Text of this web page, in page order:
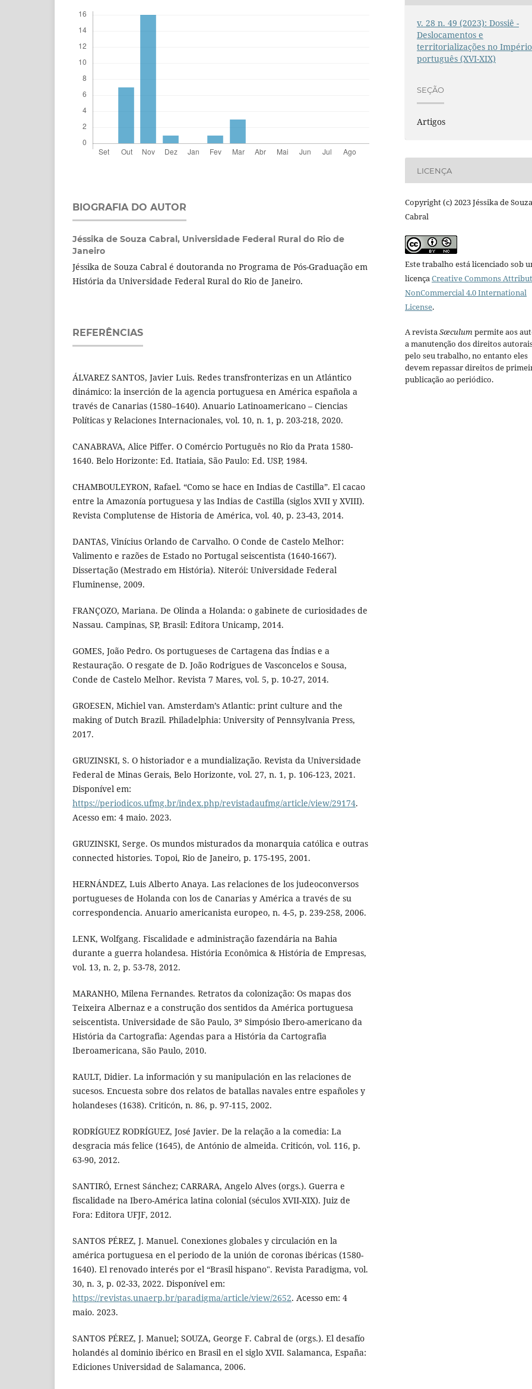
BIOGRAFIA DO AUTOR
Jéssika de Souza Cabral, Universidade Federal Rural do Rio de
Janeiro
Jéssika de Souza Cabral é doutoranda no Programa de Pós-Graduação em
História da Universidade Federal Rural do Rio de Janeiro.
REFERÊNCIAS
ÁLVAREZ SANTOS, Javier Luis. Redes transfronterizas en un Atlántico
dinámico: la inserción de la agencia portuguesa en América española a
través de Canarias (1580–1640). Anuario Latinoamericano – Ciencias
Políticas y Relaciones Internacionales, vol. 10, n. 1, p. 203-218, 2020.
CANABRAVA, Alice Piffer. O Comércio Português no Rio da Prata 1580-
1640. Belo Horizonte: Ed. Itatiaia, São Paulo: Ed. USP, 1984.
CHAMBOULEYRON, Rafael. “Como se hace en Indias de Castilla”. El cacao
entre la Amazonía portuguesa y las Indias de Castilla (siglos XVII y XVIII).
Revista Complutense de Historia de América, vol. 40, p. 23-43, 2014.
DANTAS, Vinícius Orlando de Carvalho. O Conde de Castelo Melhor:
Valimento e razões de Estado no Portugal seiscentista (1640-1667).
Dissertação (Mestrado em História). Niterói: Universidade Federal
Fluminense, 2009.
FRANÇOZO, Mariana. De Olinda a Holanda: o gabinete de curiosidades de
Nassau. Campinas, SP, Brasil: Editora Unicamp, 2014.
GOMES, João Pedro. Os portugueses de Cartagena das Índias e a
Restauração. O resgate de D. João Rodrigues de Vasconcelos e Sousa,
Conde de Castelo Melhor. Revista 7 Mares, vol. 5, p. 10-27, 2014.
GROESEN, Michiel van. Amsterdam’s Atlantic: print culture and the
making of Dutch Brazil. Philadelphia: University of Pennsylvania Press,
2017.
GRUZINSKI, S. O historiador e a mundialização. Revista da Universidade
Federal de Minas Gerais, Belo Horizonte, vol. 27, n. 1, p. 106-123, 2021.
Disponível em:
https://periodicos.ufmg.br/index.php/revistadaufmg/article/view/29174.
Acesso em: 4 maio. 2023.
GRUZINSKI, Serge. Os mundos misturados da monarquia católica e outras
connected histories. Topoi, Rio de Janeiro, p. 175-195, 2001.
HERNÁNDEZ, Luis Alberto Anaya. Las relaciones de los judeoconversos
portugueses de Holanda con los de Canarias y América a través de su
correspondencia. Anuario americanista europeo, n. 4-5, p. 239-258, 2006.
LENK, Wolfgang. Fiscalidade e administração fazendária na Bahia
durante a guerra holandesa. História Econômica & História de Empresas,
vol. 13, n. 2, p. 53-78, 2012.
MARANHO, Milena Fernandes. Retratos da colonização: Os mapas dos
Teixeira Albernaz e a construção dos sentidos da América portuguesa
seiscentista. Universidade de São Paulo, 3º Simpósio Ibero-americano da
História da Cartografia: Agendas para a História da Cartografia
Iberoamericana, São Paulo, 2010.
RAULT, Didier. La información y su manipulación en las relaciones de
sucesos. Encuesta sobre dos relatos de batallas navales entre españoles y
holandeses (1638). Criticón, n. 86, p. 97-115, 2002.
RODRÍGUEZ RODRÍGUEZ, José Javier. De la relação a la comedia: La
desgracia más felice (1645), de António de almeida. Criticón, vol. 116, p.
63-90, 2012.
SANTIRÓ, Ernest Sánchez; CARRARA, Angelo Alves (orgs.). Guerra e
fiscalidade na Ibero-América latina colonial (séculos XVII-XIX). Juiz de
Fora: Editora UFJF, 2012.
SANTOS PÉREZ, J. Manuel. Conexiones globales y circulación en la
américa portuguesa en el periodo de la unión de coronas ibéricas (1580-
1640). El renovado interés por el “Brasil hispano". Revista Paradigma, vol.
30, n. 3, p. 02-33, 2022. Disponível em:
https://revistas.unaerp.br/paradigma/article/view/2652. Acesso em: 4
maio. 2023.
SANTOS PÉREZ, J. Manuel; SOUZA, George F. Cabral de (orgs.). El desafío
holandés al dominio ibérico en Brasil en el siglo XVII. Salamanca, España:
Ediciones Universidad de Salamanca, 2006.
v. 28 n. 49 (2023): Dossiê -
Deslocamentos e
territorializações no Império
português (XVI-XIX)
SEÇÃO
Artigos
LICENÇA
Copyright (c) 2023 Jéssika de Souza
Cabral
Este trabalho está licenciado sob
licençaCreative Commons
NonCommercial 4.0 International
License.
A revistaSæculumpermite aos
a manutenção dos direitos
pelo seu trabalho, no entanto eles
devem repassar direitos de
publicação ao periódico.